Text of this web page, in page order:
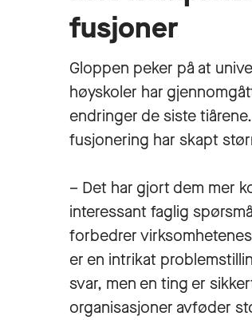
fusjoner
Gloppen peker på at
høyskoler har
endringer de siste
fusjonering har skapt
– Det har gjort dem mer
interessant faglig
forbedrer
er en intrikat
svar, men en ting er
organisasjoner avføder